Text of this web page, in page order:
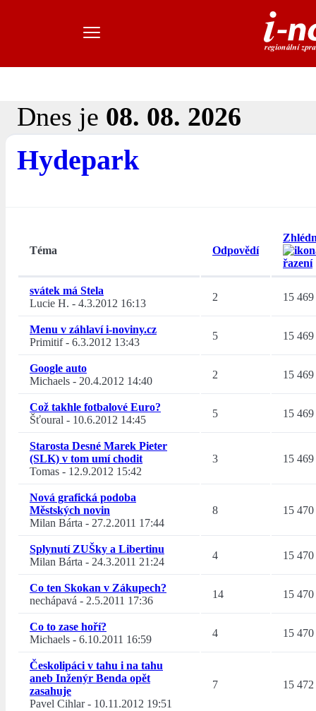
Dnes je 08. 08. 2026
Hydepark
Téma Odpovědí
svátek má Stela
Lucie H. - 4.3.2012 16:13
2 15 469
Menu v záhlaví i-noviny.cz
Primitif- 6.3.2012 13:43
5 15 469
Google auto
Michaels - 20.4.2012 14:40
2 15 469
Což takhle fotbalové Euro?
Šťoural - 10.6.2012 14:45
5 15 469
Starosta Desné Marek Pieter
(SLK) v tom umí chodit
Tomas - 12.9.2012 15:42
3 15 469
Nová grafická podoba
Městských novin
Milan Bárta - 27.2.2011 17:44
8 15 470
Splynutí ZUŠky a Libertinu
Milan Bárta - 24.3.2011 21:24
4 15 470
Co ten Skokan v Zákupech?
nechápavá - 2.5.2011 17:36
14 15 470
Co to zase hoří?
Michaels - 6.10.2011 16:59
4 15 470
Českolipáci v tahu i na tahu
aneb Inženýr Benda opět
zasahuje
Pavel Cihlar- 10.11.2012 19:51
7 15 472